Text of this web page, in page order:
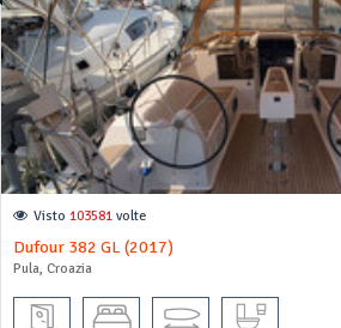
Visto 103581 volte
Dufour 382 GL (2017)
Pula, Croazia